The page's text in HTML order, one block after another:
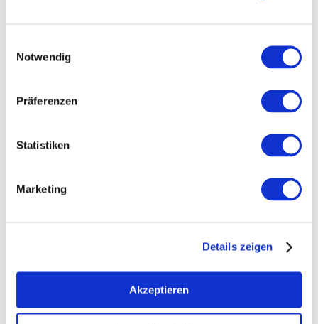
Notwendig
Präferenzen
Statistiken
Marketing
Details zeigen
Akzeptieren
12.12.2019 bis 01.05.2040
Montag
von 09:00 bis 18:00 Uhr